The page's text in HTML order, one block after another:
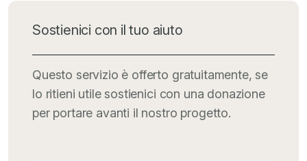
Sostienici con il tuo aiuto
Questo servizio è offerto gratuitamente, se
lo ritieni utile sostienici con una donazione
per portare avanti il nostro progetto.